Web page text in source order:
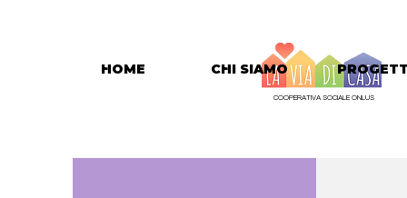
COOPERATIVA SOCIALE ONLUS
HOME CHI SIAMO